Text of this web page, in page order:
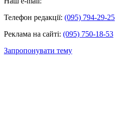
Телефон редакції: (095) 794-29-25
Реклама на сайті: (095) 750-18-53
Запропонувати тему